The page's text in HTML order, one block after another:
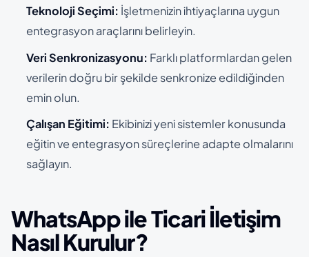
Teknoloji Seçimi: İşletmenizin ihtiyaçlarına uygun
entegrasyon araçlarını belirleyin.
Veri Senkronizasyonu: Farklı platformlardan gelen
verilerin doğru bir şekilde senkronize edildiğinden
emin olun.
Çalışan Eğitimi: Ekibinizi yeni sistemler konusunda
eğitin ve entegrasyon süreçlerine adapte olmalarını
sağlayın.
WhatsApp ile Ticari İletişim
Nasıl Kurulur?